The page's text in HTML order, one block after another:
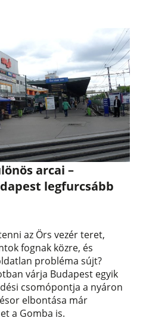
arcai –
legfurcsább
az Örs vezér teret,
fognak közre, és
probléma sújt?
várja Budapest egyik
csomópontja a nyáron
elbontása már
a Gomba is.